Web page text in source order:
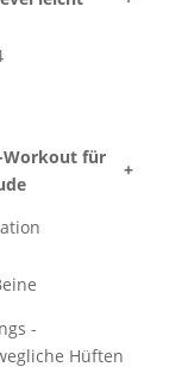
Workout für
+
-
Hüften